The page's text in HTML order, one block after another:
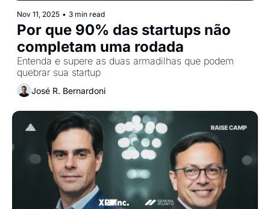
Nov 11, 2025 • 3 min read
Por que 90% das startups não
completam uma rodada
Entenda e supere as duas armadilhas que podem
quebrar sua startup
José R. Bernardoni